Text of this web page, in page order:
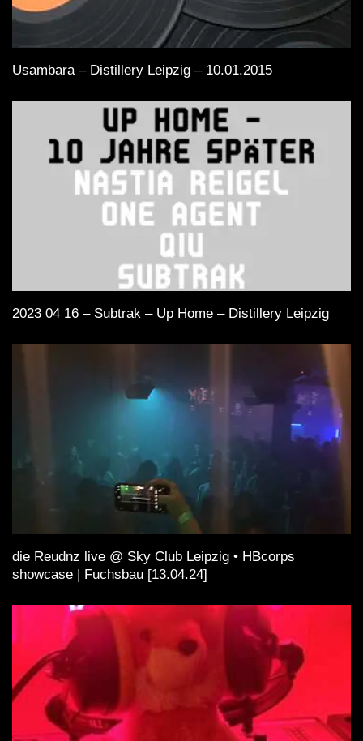
Usambara – Distillery Leipzig – 10.01.2015
2023 04 16 – Subtrak – Up Home – Distillery Leipzig
die Reudnz live @ Sky Club Leipzig • HBcorps
showcase | Fuchsbau [13.04.24]